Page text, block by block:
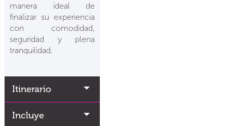
manera ideal de
finalizar su experiencia
con comodidad,
seguridad y plena
tranquilidad.
Itinerario
Incluye